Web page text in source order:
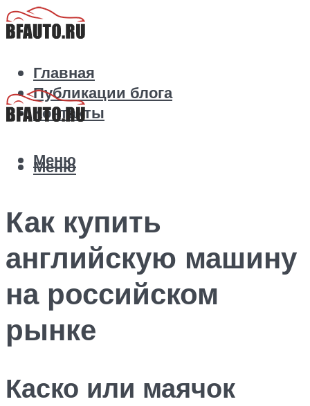
Главная
Публикации блога
Контакты
Меню
Меню
Как купить
английскую машину
на российском
рынке
Каско или маячок